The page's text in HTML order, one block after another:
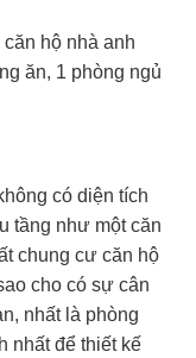
hộ nhà anh
ăn, 1 phòng ngủ
có diện tích
tầng như một căn
chung cư căn hộ
cho có sự cân
nhất là phòng
nhất để thiết kế